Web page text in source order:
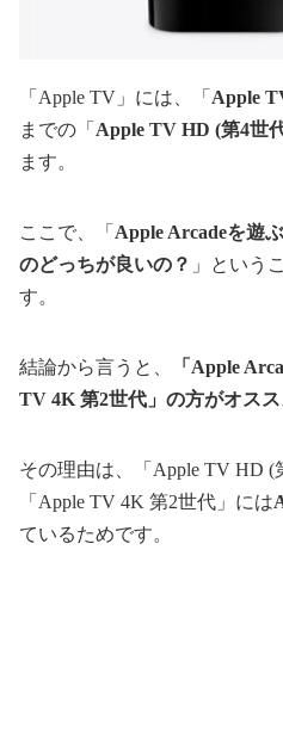
「Apple TV」には、「 Apple
までの「 Apple TV HD (第4世
ます。
ここで、「 Apple Arcadeを遊
のどっちが良いの？ 」という
す。
結論から言うと、
「Apple
TV 4K 第2世代」の方がオスス
その理由は、「Apple TV HD (
「Apple TV 4K 第2世代」には
ているためです。